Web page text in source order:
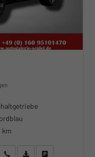
km
anfragen
Wir rufen Sie anFahrzeugexposé (PDF)